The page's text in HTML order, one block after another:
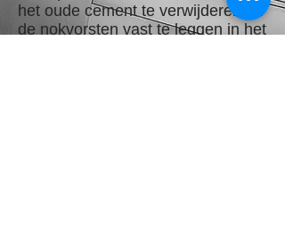
het oude cement te verwijderen en
de nokvorsten vast te leggen in het